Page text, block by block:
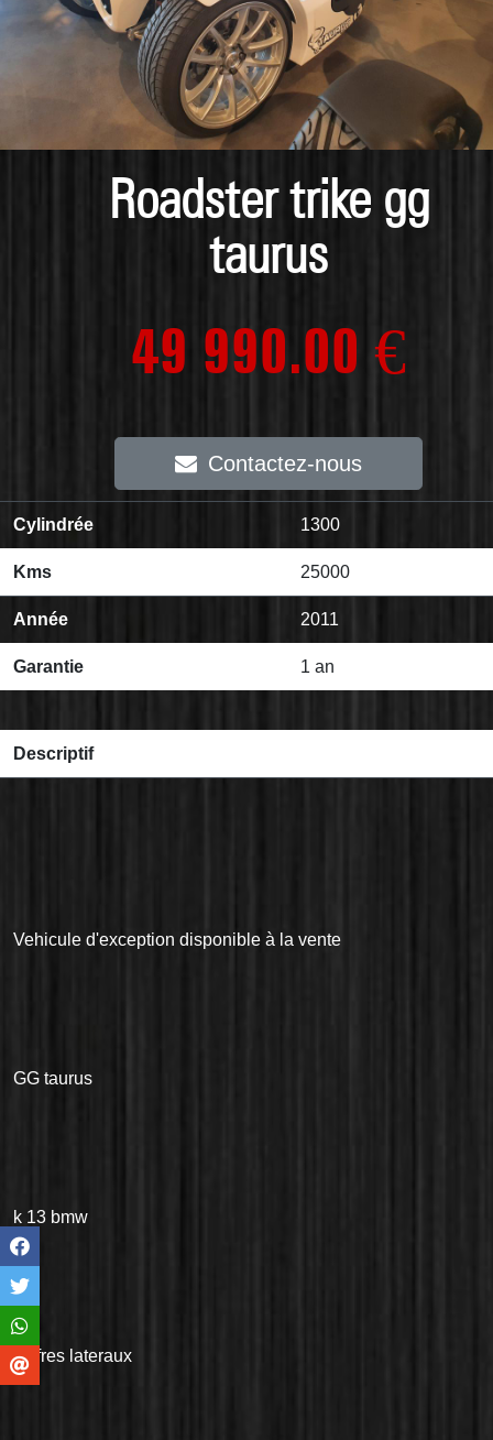
Roadster trike gg
taurus
49 990.00 €
Contactez-nous
Cylindrée 1300
Kms 25000
Année 2011
Garantie 1 an
Descriptif
Vehicule d'exception disponible à la vente
GG taurus
k 13 bmw
coffres lateraux